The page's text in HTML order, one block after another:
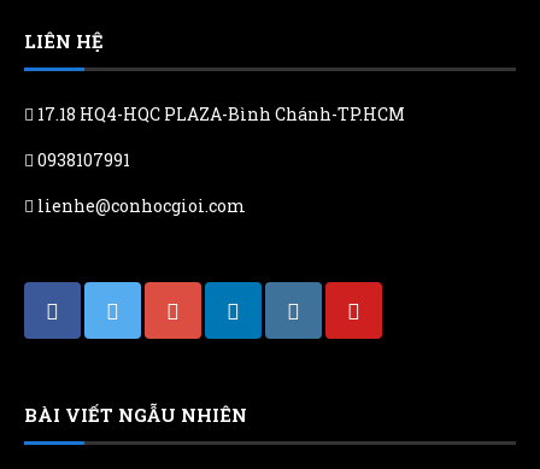
LIÊN HỆ
17.18 HQ4-HQC PLAZA-Bình Chánh-TP.HCM
0938107991
lienhe@conhocgioi.com
BÀI VIẾT NGẪU NHIÊN
Review sách “Bí mật của may mắn” – May mắn